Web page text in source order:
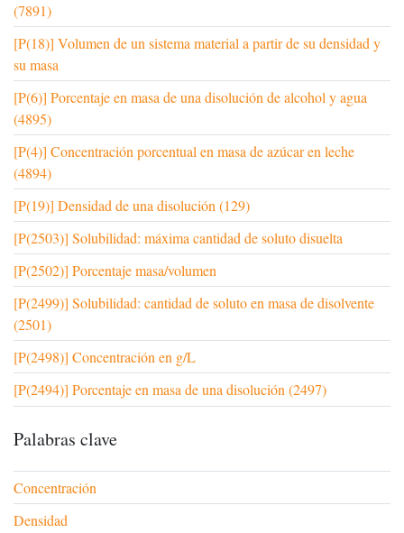
(7891)
[P(18)] Volumen de un sistema material a partir de su densidad y
su masa
[P(6)] Porcentaje en masa de una disolución de alcohol y agua
(4895)
[P(4)] Concentración porcentual en masa de azúcar en leche
(4894)
[P(19)] Densidad de una disolución (129)
[P(2503)] Solubilidad: máxima cantidad de soluto disuelta
[P(2502)] Porcentaje masa/volumen
[P(2499)] Solubilidad: cantidad de soluto en masa de disolvente
(2501)
[P(2498)] Concentración en g/L
[P(2494)] Porcentaje en masa de una disolución (2497)
Palabras clave
Concentración
Densidad